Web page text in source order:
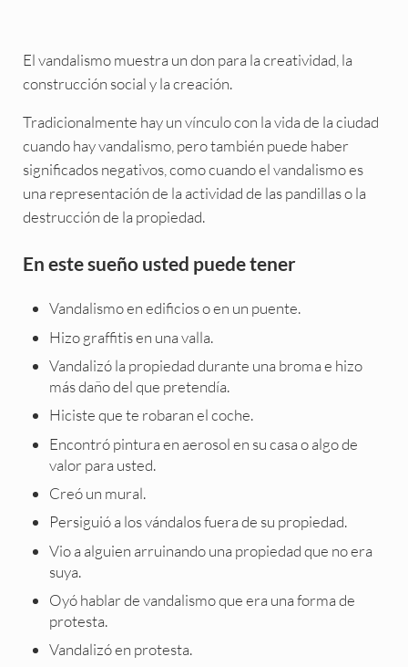
El vandalismo muestra un don para la creatividad, la
construcción social y la creación.
Tradicionalmente hay un vínculo con la vida de la ciudad
cuando hay vandalismo, pero también puede haber
significados negativos, como cuando el vandalismo es
una representación de la actividad de las pandillas o la
destrucción de la propiedad.
En este sueño usted puede tener
Vandalismo en edificios o en un puente.
Hizo graffitis en una valla.
Vandalizó la propiedad durante una broma e hizo
más daño del que pretendía.
Hiciste que te robaran el coche.
Encontró pintura en aerosol en su casa o algo de
valor para usted.
Creó un mural.
Persiguió a los vándalos fuera de su propiedad.
Vio a alguien arruinando una propiedad que no era
suya.
Oyó hablar de vandalismo que era una forma de
protesta.
Vandalizó en protesta.